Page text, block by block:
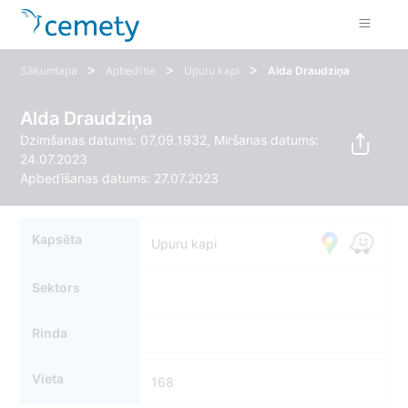
Sākumlapa > Apbedītie > Upuru kapi > Alda Draudziņa
Alda Draudziņa
Dzimšanas datums: 07.09.1932, Miršanas datums:
24.07.2023
Apbedīšanas datums: 27.07.2023
Kapsēta Upuru kapi
Sektors
Rinda
Vieta 168